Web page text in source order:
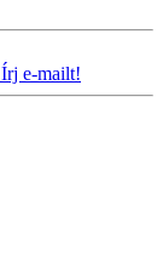
Írj e-mailt!